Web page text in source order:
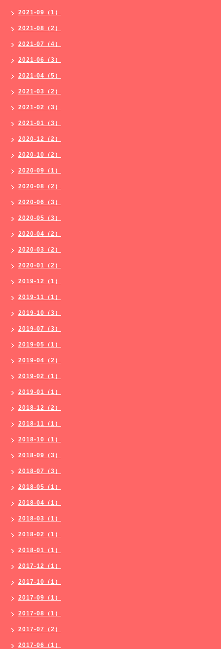
2021-09（1）
2021-08（2）
2021-07（4）
2021-06（3）
2021-04（5）
2021-03（2）
2021-02（3）
2021-01（3）
2020-12（2）
2020-10（2）
2020-09（1）
2020-08（2）
2020-06（3）
2020-05（3）
2020-04（2）
2020-03（2）
2020-01（2）
2019-12（1）
2019-11（1）
2019-10（3）
2019-07（3）
2019-05（1）
2019-04（2）
2019-02（1）
2019-01（1）
2018-12（2）
2018-11（1）
2018-10（1）
2018-09（3）
2018-07（3）
2018-05（1）
2018-04（1）
2018-03（1）
2018-02（1）
2018-01（1）
2017-12（1）
2017-10（1）
2017-09（1）
2017-08（1）
2017-07（2）
2017-06（1）